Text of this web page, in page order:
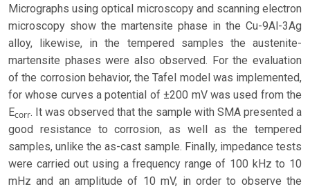
Micrographs using optical microscopy and scanning electron
microscopy show the martensite phase in the Cu-9Al-3Ag
alloy, likewise, in the tempered samples the austenite-
martensite phases were also observed. For the evaluation
of the corrosion behavior, the Tafel model was implemented,
for whose curves a potential of ±200 mV was used from the
Ecorr. It was observed that the sample with SMA presented a
good resistance to corrosion, as well as the tempered
samples, unlike the as-cast sample. Finally, impedance tests
were carried out using a frequency range of 100 kHz to 10
mHz and an amplitude of 10 mV, in order to observe the